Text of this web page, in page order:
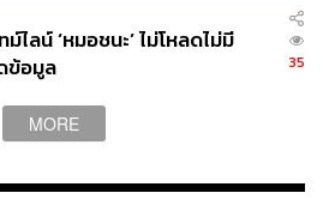
ม์ไลน์ ‘หมอชนะ’ ไม่โหลดไม่มี
ข้อมูล
35
MORE